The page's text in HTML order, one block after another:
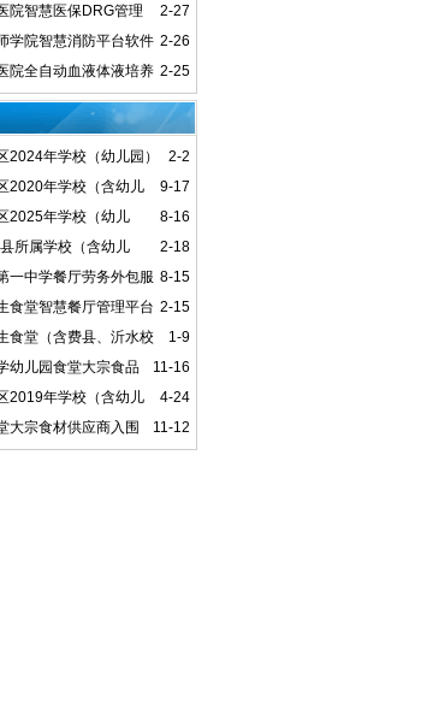
2-27
院智慧医保DRG管理
竞争性磋商成交公告
2-26
学院智慧消防平台软件
项目竞争性磋商成交公告2-25
院全自动血液体液培养
中标结果公告
2-2
2024年学校（幼儿园）
配送服务定点供应商选定项
9-17
2020年学校（含幼儿
材定点供货商选定中标公告
8-16
2025年学校（幼儿
食材配送服务供应商遴选项
2-18
所属学校（含幼儿
材定点供货商选定项目中标
8-15
一中学餐厅劳务外包服
告
2-15
食堂智慧餐厅管理平台
水校区）采购项目竞争性磋
1-9
食堂（含费县、沂水校
类、一次性用品采购项目
公告
11-16
幼儿园食堂大宗食品
配送服务项目入围公告
4-24
2019年学校（含幼儿
材定点供货商选定项目入围
11-12
大宗食材供应商入围